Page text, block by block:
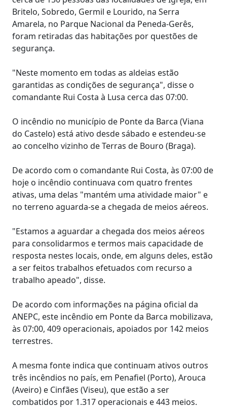
Britelo, Sobredo, Germil e Lourido, na Serra
Amarela, no Parque Nacional da Peneda-Gerês,
foram retiradas das habitações por questões de
segurança.
"Neste momento em todas as aldeias estão
garantidas as condições de segurança", disse o
comandante Rui Costa à Lusa cerca das 07:00.
O incêndio no município de Ponte da Barca (Viana
do Castelo) está ativo desde sábado e estendeu-se
ao concelho vizinho de Terras de Bouro (Braga).
De acordo com o comandante Rui Costa, às 07:00 de
hoje o incêndio continuava com quatro frentes
ativas, uma delas "mantém uma atividade maior" e
no terreno aguarda-se a chegada de meios aéreos.
"Estamos a aguardar a chegada dos meios aéreos
para consolidarmos e termos mais capacidade de
resposta nestes locais, onde, em alguns deles, estão
a ser feitos trabalhos efetuados com recurso a
trabalho apeado", disse.
De acordo com informações na página oficial da
ANEPC, este incêndio em Ponte da Barca mobilizava,
às 07:00, 409 operacionais, apoiados por 142 meios
terrestres.
A mesma fonte indica que continuam ativos outros
três incêndios no país, em Penafiel (Porto), Arouca
(Aveiro) e Cinfães (Viseu), que estão a ser
combatidos por 1.317 operacionais e 443 meios.